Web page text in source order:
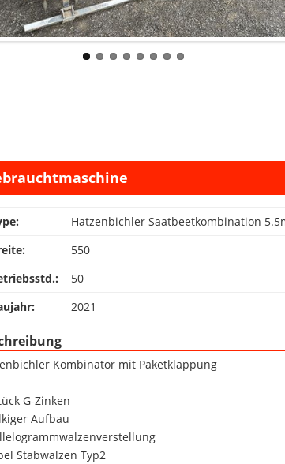
Hatzenbichler Saatbeetkombination
550
50
2021
Kombinator mit Paketklappung
G-Zinken
Aufbau
Stabwalzen Typ2